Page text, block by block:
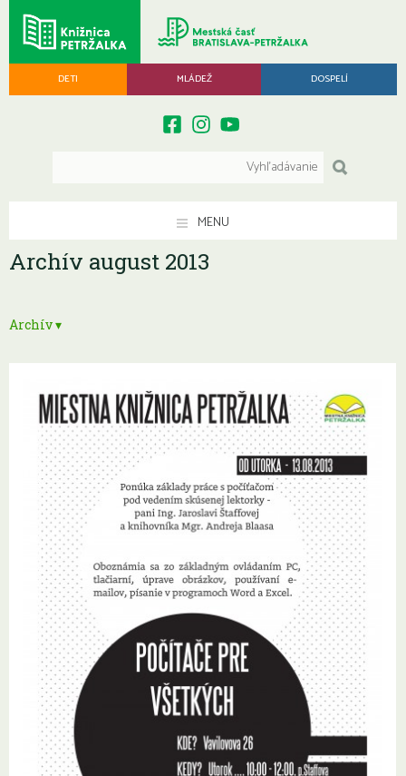
DETI MLÁDEŽ DOSPELÍ
MENU
Archív august 2013
Archív ▾